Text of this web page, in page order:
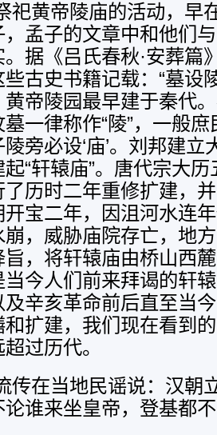
祀黄帝陵庙的活动，早
孟子的文章中和他们
据《吕氏春秋·安葬篇
些古史书籍记载：“墓设
黄帝陵园最早建于秦代
一律称作“陵”，一般庶
旁必设‘庙’。刘邦建
“轩辕庙”。唐代宗大
历时二年重修扩建，
开宝二年，因沮河水连
崩，威胁庙院存亡，地
，将轩辕庙由桥山西
今人们前来拜谒的轩
及辛亥革命前后直至当
扩建，我们现在看到
过历代。
传在当地民谣说：汉朝
谁来坐皇帝，登基都